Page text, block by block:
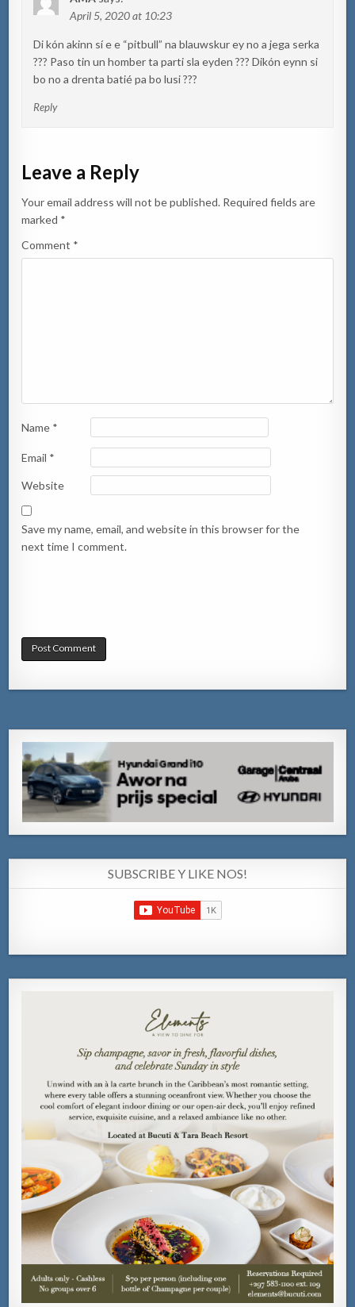
April 5, 2020 at 10:23
Di kón akinn sí e e “pitbull” na blauwskur ey no a jega serka
??? Paso tin un homber ta parti sla eyden ??? Dikón eynn si
bo no a drenta batié pa bo lusi ???
Reply
Leave a Reply
Your email address will not be published. Required fields are
marked *
Comment *
Name *
Email *
Website
Save my name, email, and website in this browser for the
next time I comment.
SUBSCRIBE Y LIKE NOS!